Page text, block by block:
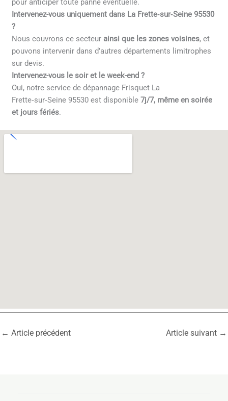
pour anticiper toute panne éventuelle.
Intervenez-vous uniquement dans La Frette‑sur‑Seine 95530
?
Nous couvrons ce secteur ainsi que les zones voisines, et
pouvons intervenir dans d’autres départements limitrophes
sur devis.
Intervenez-vous le soir et le week-end ?
Oui, notre service de dépannage Frisquet La
Frette‑sur‑Seine 95530 est disponible7j/7, même en soirée
et jours fériés.
← Article précédent Article suivant →